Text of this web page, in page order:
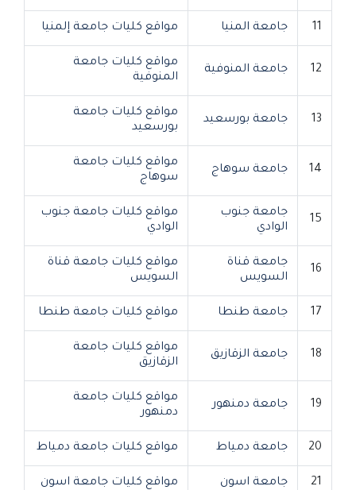
11 جامعة المنيا مواقع كليات جامعة إلمنيا
12 جامعة المنوفية
مواقع كليات جامعة
المنوفية
13 جامعة بورسعيد
مواقع كليات جامعة
بورسعيد
14 جامعة سوهاج
مواقع كليات جامعة
سوهاج
15
جامعة جنوب
الوادي
مواقع كليات جامعة جنوب
الوادي
16
جامعة قناة
السويس
مواقع كليات جامعة قناة
السويس
17 جامعة طنطا مواقع كليات جامعة طنطا
18 جامعة الزقازيق
مواقع كليات جامعة
الزقازيق
19 جامعة دمنهور
مواقع كليات جامعة
دمنهور
20 جامعة دمياط مواقع كليات جامعة دمياط
21 جامعة اسون مواقع كليات جامعة اسون